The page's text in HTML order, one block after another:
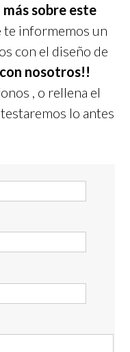
más sobre este
te informemos un
con el diseño de
nosotros!!
, o rellena el
lo antes